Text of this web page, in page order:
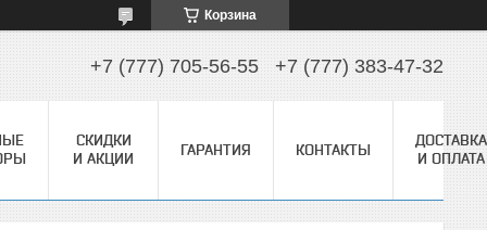
Корзина
+7 (777) 705-56-55 +7 (777) 383-47-32
СКИДКИ
И АКЦИИ
ГАРАНТИЯ КОНТАКТЫ
ДОСТАВКА
И ОПЛАТА